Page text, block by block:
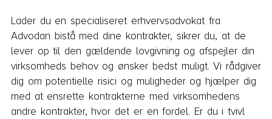
Lader du en specialiseret erhvervsadvokat fra
Advodan bistå med dine kontrakter, sikrer du, at de
lever op til den gældende lovgivning og afspejler din
virksomheds behov og ønsker bedst muligt. Vi rådgiver
dig om potentielle risici og muligheder og hjælper dig
med at ensrette kontrakterne med virksomhedens
andre kontrakter, hvor det er en fordel. Er du i tvivl